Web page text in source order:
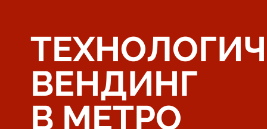
ВЕНДИНГ
В МЕТРО